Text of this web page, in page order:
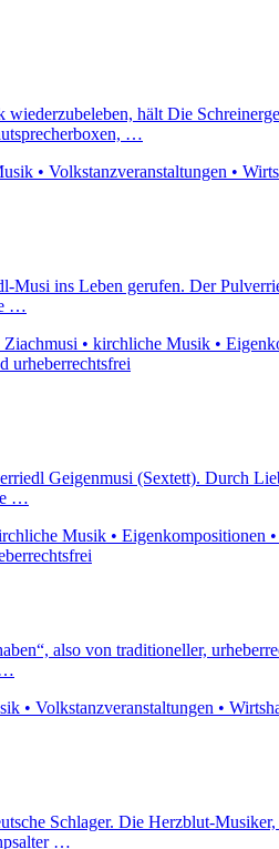
hält Die
…
• Volkstanzveranstaltungen •
ins Leben gerufen. Der
…
• kirchliche Musik •
urheberrechtsfrei
Geigenmusi (Sextett). Durch
…
Musik • Eigenkompositionen
also von traditioneller,
…
• Volkstanzveranstaltungen •
Schlager. Die Herzblut-
…